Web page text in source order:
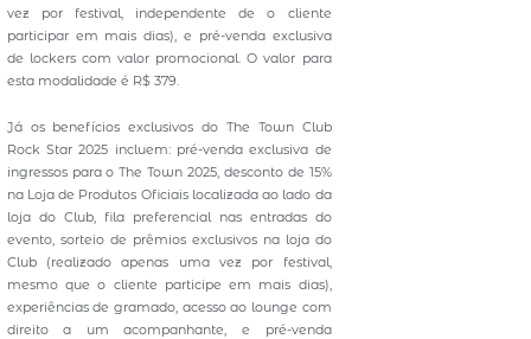
vez por festival, independente de o cliente
participar em mais dias), e pré-venda exclusiva
de lockers com valor promocional. O valor para
esta modalidade é R$ 379.
Já os benefícios exclusivos do The Town Club
Rock Star 2025 incluem: pré-venda exclusiva de
ingressos para o The Town 2025, desconto de 15%
na Loja de Produtos Oficiais localizada ao lado da
loja do Club, fila preferencial nas entradas do
evento, sorteio de prêmios exclusivos na loja do
Club (realizado apenas uma vez por festival,
mesmo que o cliente participe em mais dias),
experiências de gramado, acesso ao lounge com
direito a um acompanhante, e pré-venda